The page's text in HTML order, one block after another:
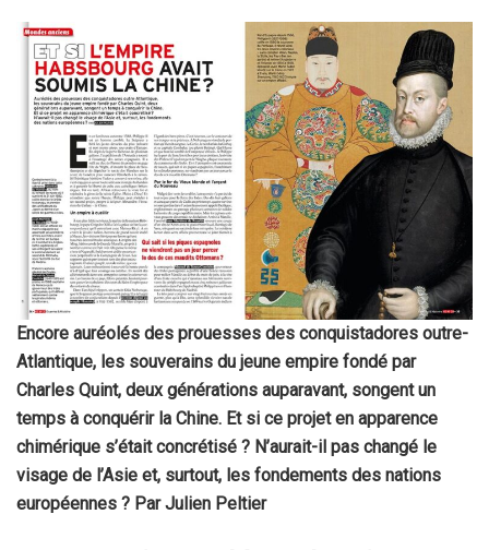
Encore auréolés des prouesses des conquistadores outre-
Atlantique, les souverains du jeune empire fondé par
Charles Quint, deux générations auparavant, songent un
temps à conquérir la Chine. Et si ce projet en apparence
chimérique s’était concrétisé ? N’aurait-il pas changé le
visage de l’Asie et, surtout, les fondements des nations
européennes ? Par Julien Peltier